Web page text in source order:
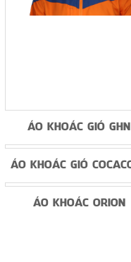
ÁO KHOÁC GIÓ GHN